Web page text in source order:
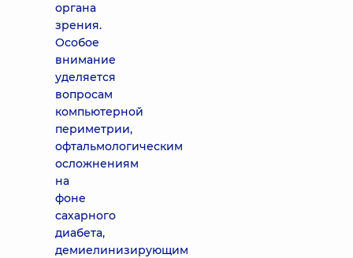
органа
зрения.
Особое
внимание
уделяется
вопросам
компьютерной
периметрии,
офтальмологическим
осложнениям
на
фоне
сахарного
диабета,
демиелинизирующим